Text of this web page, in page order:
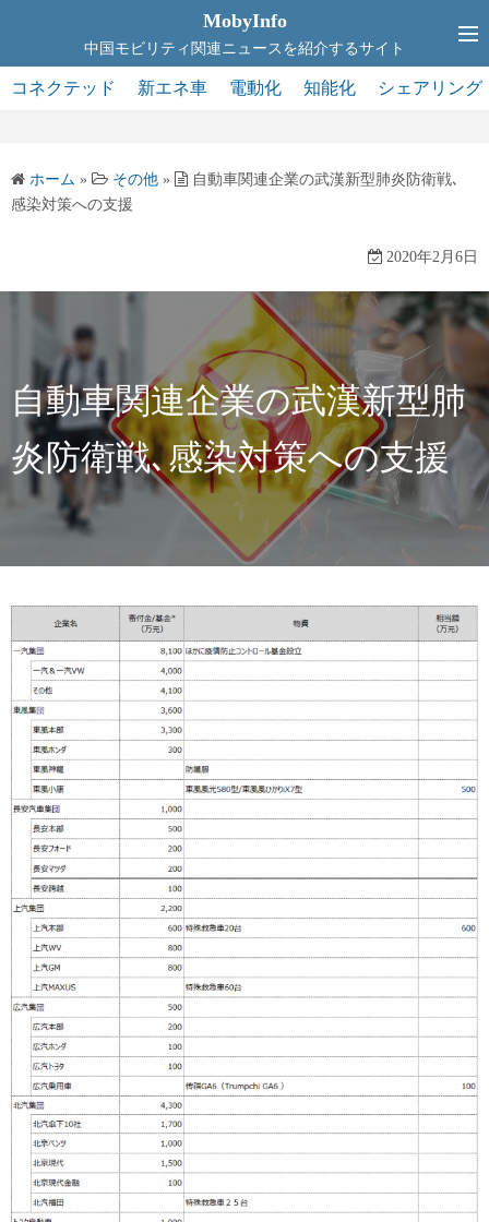
テ
ン
ス
キ
MobyInfo
中国モビリティ関連ニュースを紹介するサイト
コネクテッド 新エネ車 電動化 知能化 シェアリング
ホーム » その他 »
自動車関連企業の武漢新型肺炎防衛戦､
感染対策への支援
2020年2月6日
自動車関連企業の武漢新型肺
炎防衛戦､感染対策への支援